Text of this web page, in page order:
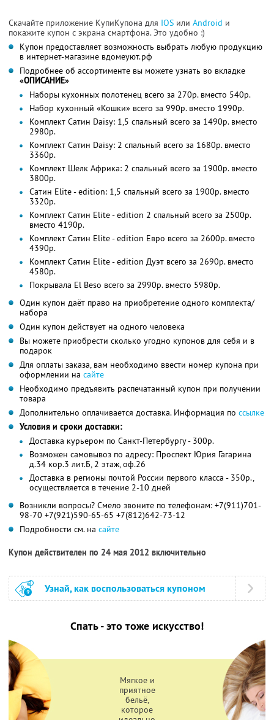
Скачайте приложение КупиКупона для IOS или Android и
покажите купон с экрана смартфона. Это удобно :)
Купон предоставляет возможность выбрать любую продукцию
в интернет-магазине вдомеуют.рф
Подробнее об ассортименте вы можете узнать во вкладке
«ОПИСАНИЕ»
Наборы кухонных полотенец всего за 270р. вместо 540р.
Набор кухонный «Кошки» всего за 990р. вместо 1990р.
Комплект Сатин Daisy: 1,5 спальный всего за 1490р. вместо
2980р.
Комплект Сатин Daisy: 2 спальный всего за 1680р. вместо
3360р.
Комплект Шелк Африка: 2 спальный всего за 1900р. вместо
3800р.
Сатин Elite - edition: 1,5 спальный всего за 1900р. вместо
3320р.
Комплект Сатин Elite - edition 2 спальный всего за 2500р.
вместо 4190р.
Комплект Сатин Elite - edition Евро всего за 2600р. вместо
4390р.
Комплект Сатин Elite - edition Дуэт всего за 2690р. вместо
4580р.
Покрывала El Beso всего за 2990р. вместо 5980р.
Один купон даёт право на приобретение одного комплекта/
набора
Один купон действует на одного человека
Вы можете приобрести сколько угодно купонов для себя и в
подарок
Для оплаты заказа, вам необходимо ввести номер купона при
оформлении на сайте
Необходимо предъявить распечатанный купон при получении
товара
Дополнительно оплачивается доставка. Информация по ссылке
Условия и сроки доставки:
Доставка курьером по Санкт-Петербургу - 300р.
Возможен самовывоз по адресу: Проспект Юрия Гагарина
д.34 кор.3 лит.Б, 2 этаж, оф.26
Доставка в регионы почтой России первого класса - 350р.,
осуществляется в течение 2-10 дней
Возникли вопросы? Смело звоните по телефонам: +7(911)701-
98-70 +7(921)590-65-65 +7(812)642-73-12
Подробности см. на сайте
Купон действителен по 24 мая 2012 включительно
Узнай, как воспользоваться купоном
Спать - это тоже искусство!
Мягкое и
приятное
бельё,
которое